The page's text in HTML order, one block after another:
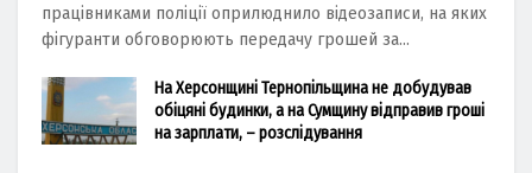
працівниками поліції оприлюднило відеозаписи, на яких
фігуранти обговорюють передачу грошей за...
На Херсонщині Тернопільщина не добудував
обіцяні будинки, а на Сумщину відправив гроші
на зарплати, – розслідування